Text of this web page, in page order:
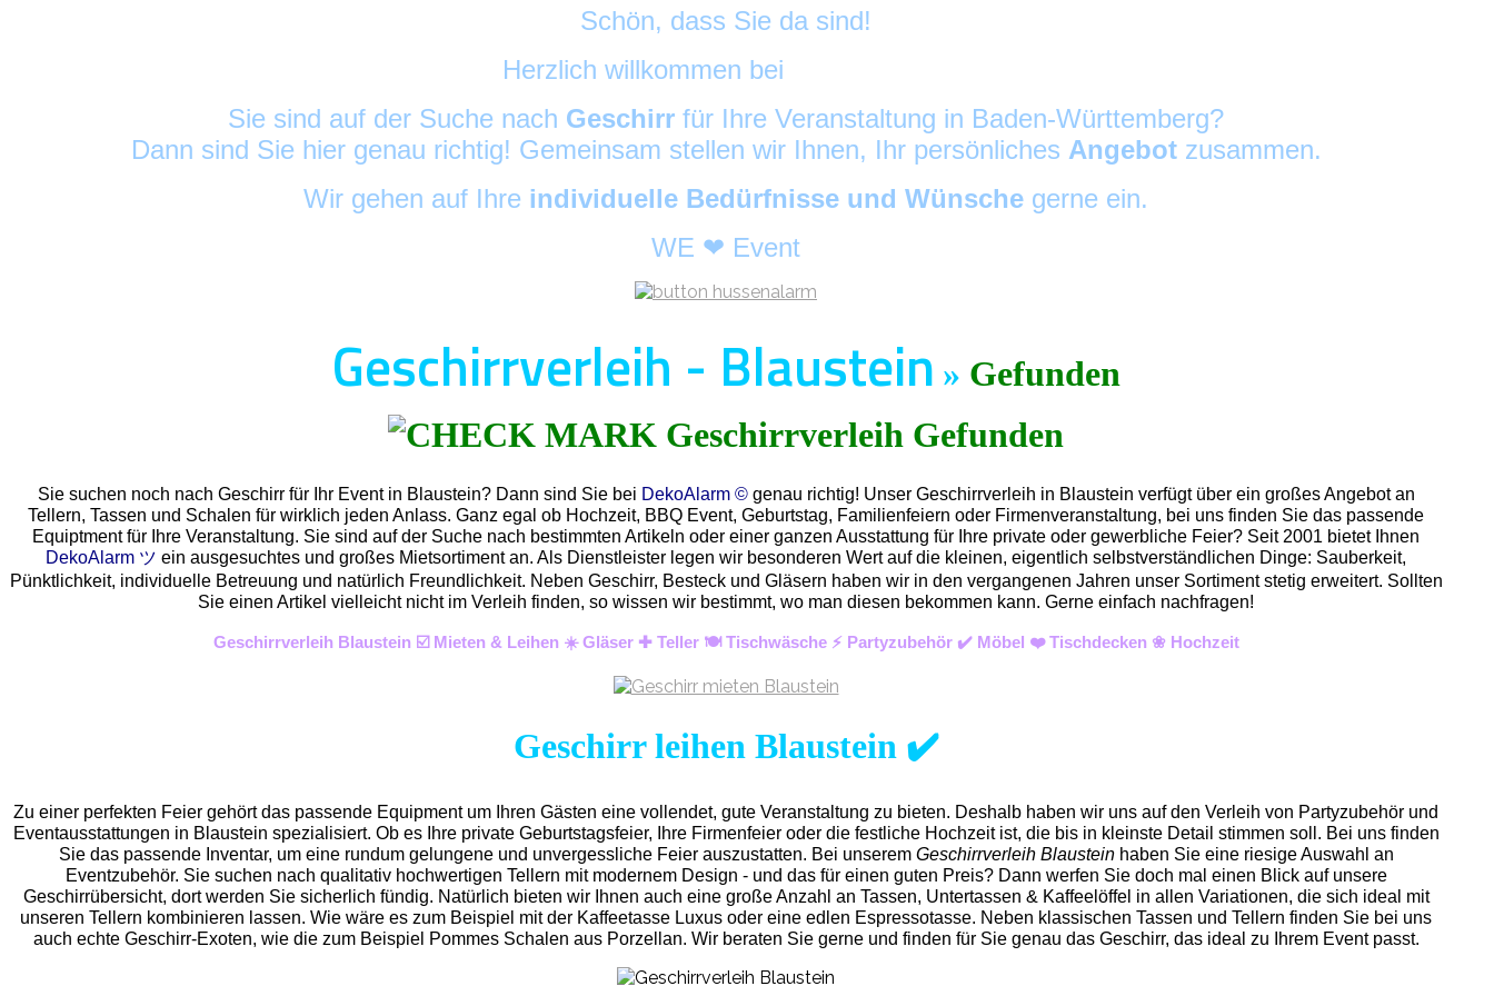
Schön, dass Sie da sind!
Herzlich willkommen bei
Sie sind auf der Suche nach Geschirr für Ihre Veranstaltung in Baden-Württemberg?
Dann sind Sie hier genau richtig! Gemeinsam stellen wir Ihnen, Ihr persönliches Angebot zusammen.
Wir gehen auf Ihre individuelle Bedürfnisse und Wünsche gerne ein.
WE ❤ Event
Geschirrverleih - Blaustein » Gefunden
Sie suchen noch nach Geschirr für Ihr Event in Blaustein? Dann sind Sie bei DekoAlarm ©genau richtig! Unser Geschirrverleih in Blaustein verfügt über ein großes Angebot an
Tellern, Tassen und Schalen für wirklich jeden Anlass. Ganz egal ob Hochzeit, BBQ Event, Geburtstag, Familienfeiern oder Firmenveranstaltung, bei uns finden Sie das passende
Equiptment für Ihre Veranstaltung. Sie sind auf der Suche nach bestimmten Artikeln oder einer ganzen Ausstattung für Ihre private oder gewerbliche Feier? Seit 2001 bietet Ihnen
DekoAlarm ツ ein ausgesuchtes und großes Mietsortiment an. Als Dienstleister legen wir besonderen Wert auf die kleinen, eigentlich selbstverständlichen Dinge: Sauberkeit,
Pünktlichkeit, individuelle Betreuung und natürlich Freundlichkeit. Neben Geschirr, Besteck und Gläsern haben wir in den vergangenen Jahren unser Sortiment stetig erweitert. Sollten
Sie einen Artikel vielleicht nicht im Verleih finden, so wissen wir bestimmt, wo man diesen bekommen kann. Gerne einfach nachfragen!
Geschirrverleih Blaustein ☑️ Mieten & Leihen ☀️ Gläser ✚ Teller 🍽️ Tischwäsche ⚡ Partyzubehör ✔️ Möbel ❤️ Tischdecken ❀ Hochzeit
Geschirr leihen Blaustein ✔️
Zu einer perfekten Feier gehört das passende Equipment um Ihren Gästen eine vollendet, gute Veranstaltung zu bieten. Deshalb haben wir uns auf den Verleih von Partyzubehör und
Eventausstattungen in Blaustein spezialisiert. Ob es Ihre private Geburtstagsfeier, Ihre Firmenfeier oder die festliche Hochzeit ist, die bis in kleinste Detail stimmen soll. Bei uns finden
Sie das passende Inventar, um eine rundum gelungene und unvergessliche Feier auszustatten. Bei unserem Geschirrverleih Blausteinhaben Sie eine riesige Auswahl an
Eventzubehör. Sie suchen nach qualitativ hochwertigen Tellern mit modernem Design - und das für einen guten Preis? Dann werfen Sie doch mal einen Blick auf unsere
Geschirrübersicht, dort werden Sie sicherlich fündig. Natürlich bieten wir Ihnen auch eine große Anzahl an Tassen, Untertassen & Kaffeelöffel in allen Variationen, die sich ideal mit
unseren Tellern kombinieren lassen. Wie wäre es zum Beispiel mit der Kaffeetasse Luxus oder eine edlen Espressotasse. Neben klassischen Tassen und Tellern finden Sie bei uns
auch echte Geschirr-Exoten, wie die zum Beispiel Pommes Schalen aus Porzellan. Wir beraten Sie gerne und finden für Sie genau das Geschirr, das ideal zu Ihrem Event passt.